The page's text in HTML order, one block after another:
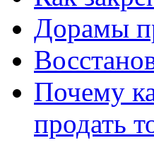
Дорамы
Почему
продать